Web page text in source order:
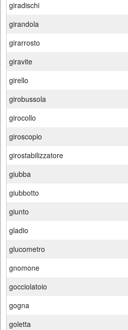
giradischi
girandola
girarrosto
giravite
girello
girobussola
girocollo
giroscopio
girostabilizzatore
giubba
giubbotto
giunto
gladio
glucometro
gnomone
gocciolatoio
gogna
goletta